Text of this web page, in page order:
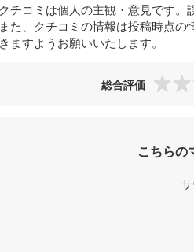
チコミは個人の主観・意見です
た、クチコミの情報は投稿時点
ますようお願いいたします。
総合評価
こちらの